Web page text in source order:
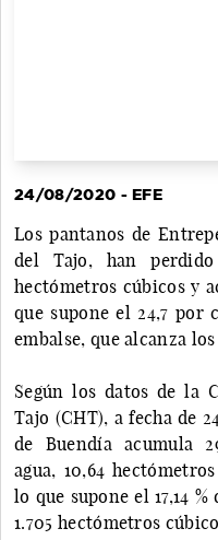
24/08/2020 - EFE
Los pantanos de
del Tajo, han
hectómetros cúbicos y
que supone el 24,7 por
embalse, que alcanza
Según los datos de la
Tajo (CHT), a fecha de
de Buendía acumula
agua, 10,64
lo que supone el 17,14
1.705 hectómetros